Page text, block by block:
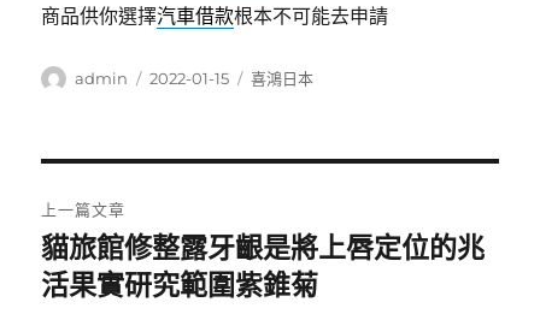
商品供你選擇汽車借款根本不可能去申請
作
admin
發
2022-01-15
分
喜鴻日本
章
導
上一篇文章
上
一
貓旅館修整露牙齦是將上唇定位的兆
活果實研究範圍紫錐菊